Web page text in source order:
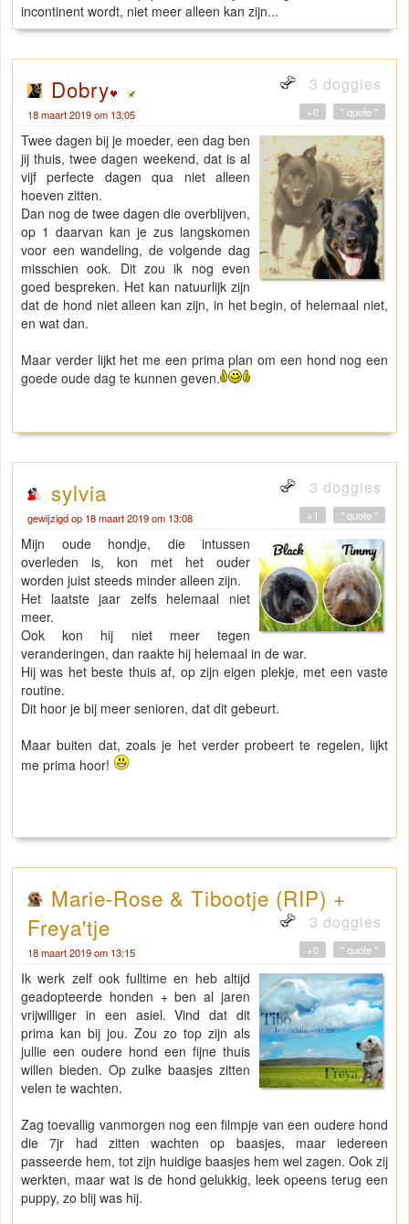
incontinent wordt, niet meer alleen kan zijn...
Dobry 3 doggies
18 maart 2019 om 13:05 " quote "
+0
Twee dagen bij je moeder, een dag ben
jij thuis, twee dagen weekend, dat is al
vijf perfecte dagen qua niet alleen
hoeven zitten.
Dan nog de twee dagen die overblijven,
op 1 daarvan kan je zus langskomen
voor een wandeling, de volgende dag
misschien ook. Dit zou ik nog even
goed bespreken. Het kan natuurlijk zijn
dat de hond niet alleen kan zijn, in het begin, of helemaal niet,
en wat dan.
Maar verder lijkt het me een prima plan om een hond nog een
goede oude dag te kunnen geven.
sylvia 3 doggies
gewijzigd op 18 maart 2019 om 13:08 " quote "
+1
Mijn oude hondje, die intussen
overleden is, kon met het ouder
worden juist steeds minder alleen zijn.
Het laatste jaar zelfs helemaal niet
meer.
Ook kon hij niet meer tegen
veranderingen, dan raakte hij helemaal in de war.
Hij was het beste thuis af, op zijn eigen plekje, met een vaste
routine.
Dit hoor je bij meer senioren, dat dit gebeurt.
Maar buiten dat, zoals je het verder probeert te regelen, lijkt
me prima hoor!
Marie-Rose & Tibootje (RIP) +
Freya'tje
3 doggies
18 maart 2019 om 13:15 " quote "
+0
Ik werk zelf ook fulltime en heb altijd
geadopteerde honden + ben al jaren
vrijwilliger in een asiel. Vind dat dit
prima kan bij jou. Zou zo top zijn als
jullie een oudere hond een fijne thuis
willen bieden. Op zulke baasjes zitten
velen te wachten.
Zag toevallig vanmorgen nog een filmpje van een oudere hond
die 7jr had zitten wachten op baasjes, maar iedereen
passeerde hem, tot zijn huidige baasjes hem wel zagen. Ook zij
werkten, maar wat is de hond gelukkig, leek opeens terug een
puppy, zo blij was hij.